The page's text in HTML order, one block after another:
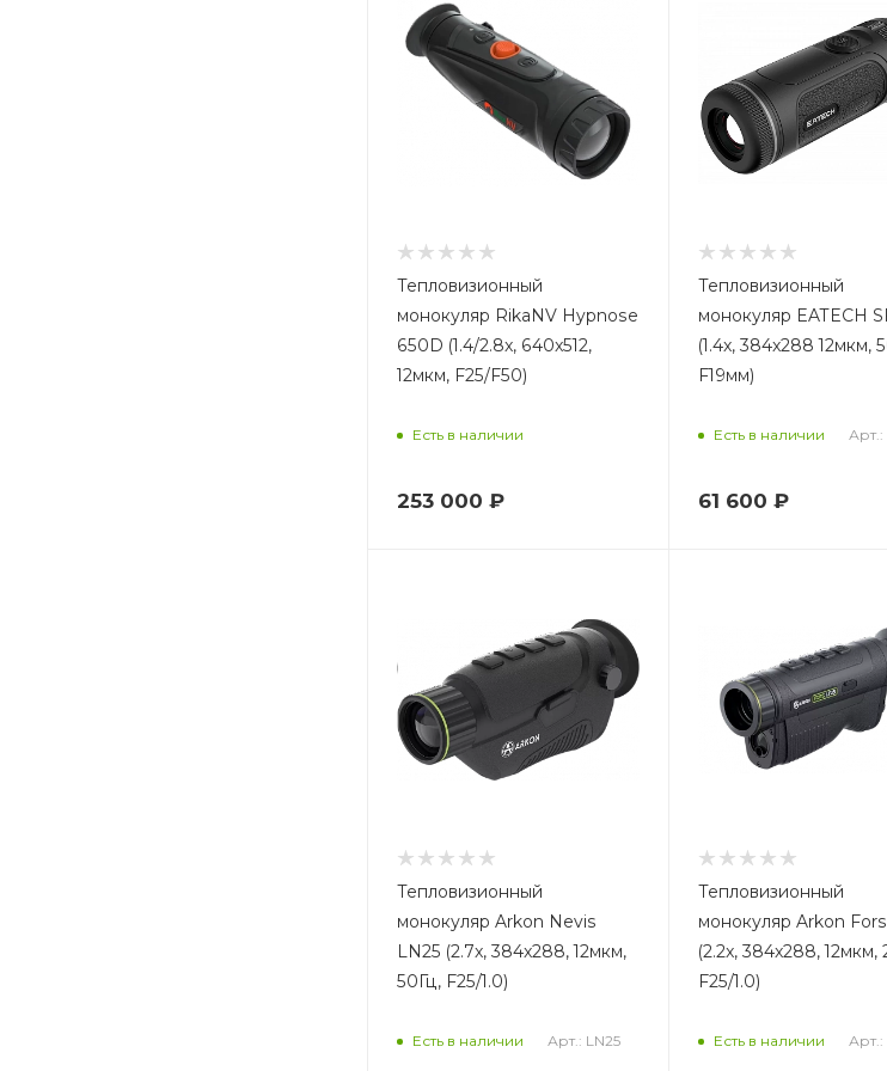
Тепловизионный
монокуляр RikaNV Hypnose
650D (1.4/2.8x, 640x512,
12мкм, F25/F50)
Есть в наличии
253 000 ₽
Тепловизионный
монокуляр EATECH
(1.4x, 384x288 12мкм,
F19мм)
Есть в наличии Арт.:
61 600 ₽
Тепловизионный
монокуляр Arkon Nevis
LN25 (2.7x, 384x288, 12мкм,
50Гц, F25/1.0)
Есть в наличии Арт.: LN25
Тепловизионный
монокуляр Arkon
(2.2x, 384x288, 12мкм,
F25/1.0)
Есть в наличии Арт.: